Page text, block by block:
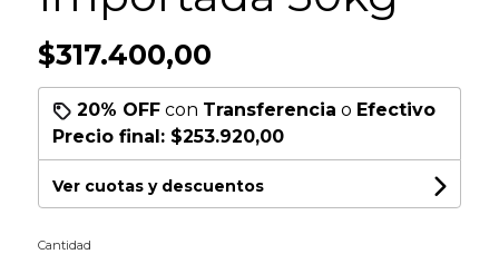
$317.400,00
20% OFFcon Transferencia o Efectivo
Precio final: $253.920,00
Ver cuotas y descuentos
Cantidad